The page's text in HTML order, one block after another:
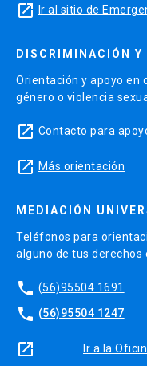
launch Ir al sitio de
DISCRIMINACIÓN Y
Orientación y apoyo en
género o violencia
launch Contacto para
launch Más orientación
MEDIACIÓN
Teléfonos para
alguno de tus derechos
phone (56)95504 1691
phone (56)95504 1247
launch Ir a la